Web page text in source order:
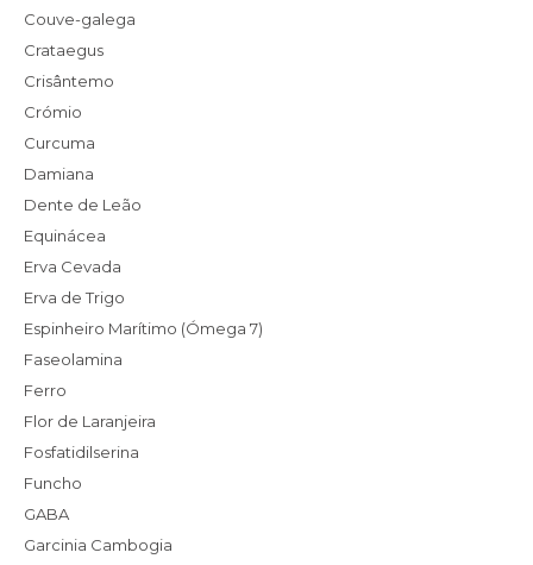
Couve-galega
Crataegus
Crisântemo
Crómio
Curcuma
Damiana
Dente de Leão
Equinácea
Erva Cevada
Erva de Trigo
Espinheiro Marítimo (Ómega 7)
Faseolamina
Ferro
Flor de Laranjeira
Fosfatidilserina
Funcho
GABA
Garcinia Cambogia